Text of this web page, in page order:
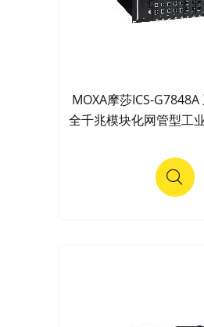
MOXA摩莎ICS-
全千兆模块化网管型工